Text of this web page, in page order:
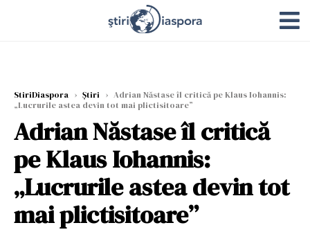
StiriDiaspora › Știri › Adrian Năstase îl critică pe Klaus Iohannis:
„Lucrurile astea devin tot mai plictisitoare”
Adrian Năstase îl critică
pe Klaus Iohannis:
„Lucrurile astea devin tot
mai plictisitoare”